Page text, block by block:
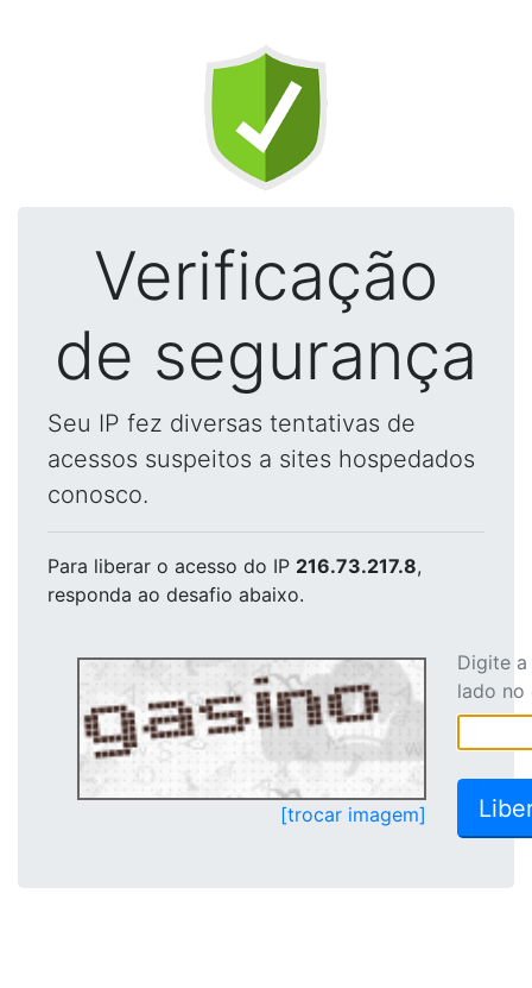
Verificação
de segurança
Seu IP fez diversas tentativas de
acessos suspeitos a sites hospedados
conosco.
Para liberar o acesso do IP 216.73.217.8,
responda ao desafio abaixo.
[trocar imagem]
Digite
lado no